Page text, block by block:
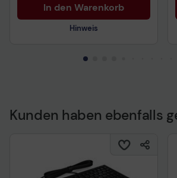
In den Warenkorb
Hinweis
Druckluftreiniger vorsichtig
verwenden. Vor Gebrauch stets
Kunden haben ebenfalls